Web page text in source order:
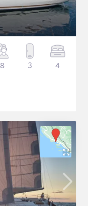
8 3 4